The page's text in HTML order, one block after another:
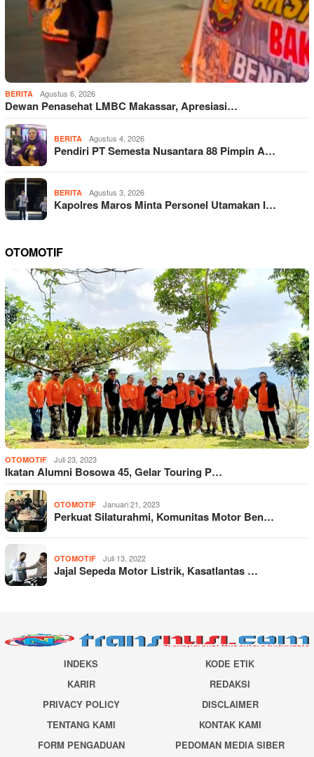
BERITA Agustus 6, 2026
Dewan Penasehat LMBC Makassar, Apresiasi…
BERITA Agustus 4, 2026
Pendiri PT Semesta Nusantara 88 Pimpin A…
BERITA Agustus 3, 2026
Kapolres Maros Minta Personel Utamakan I…
OTOMOTIF
OTOMOTIF Juli 23, 2023
Ikatan Alumni Bosowa 45, Gelar Touring P…
OTOMOTIF Januari 21, 2023
Perkuat Silaturahmi, Komunitas Motor Ben…
OTOMOTIF Juli 13, 2022
Jajal Sepeda Motor Listrik, Kasatlantas …
INDEKS
KODE ETIK
KARIR
REDAKSI
PRIVACY POLICY
DISCLAIMER
TENTANG KAMI
KONTAK KAMI
FORM PENGADUAN
PEDOMAN MEDIA SIBER